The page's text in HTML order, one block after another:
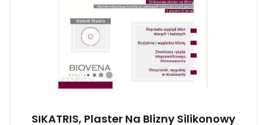
SIKATRIS, Plaster Na Blizny Silikonowy